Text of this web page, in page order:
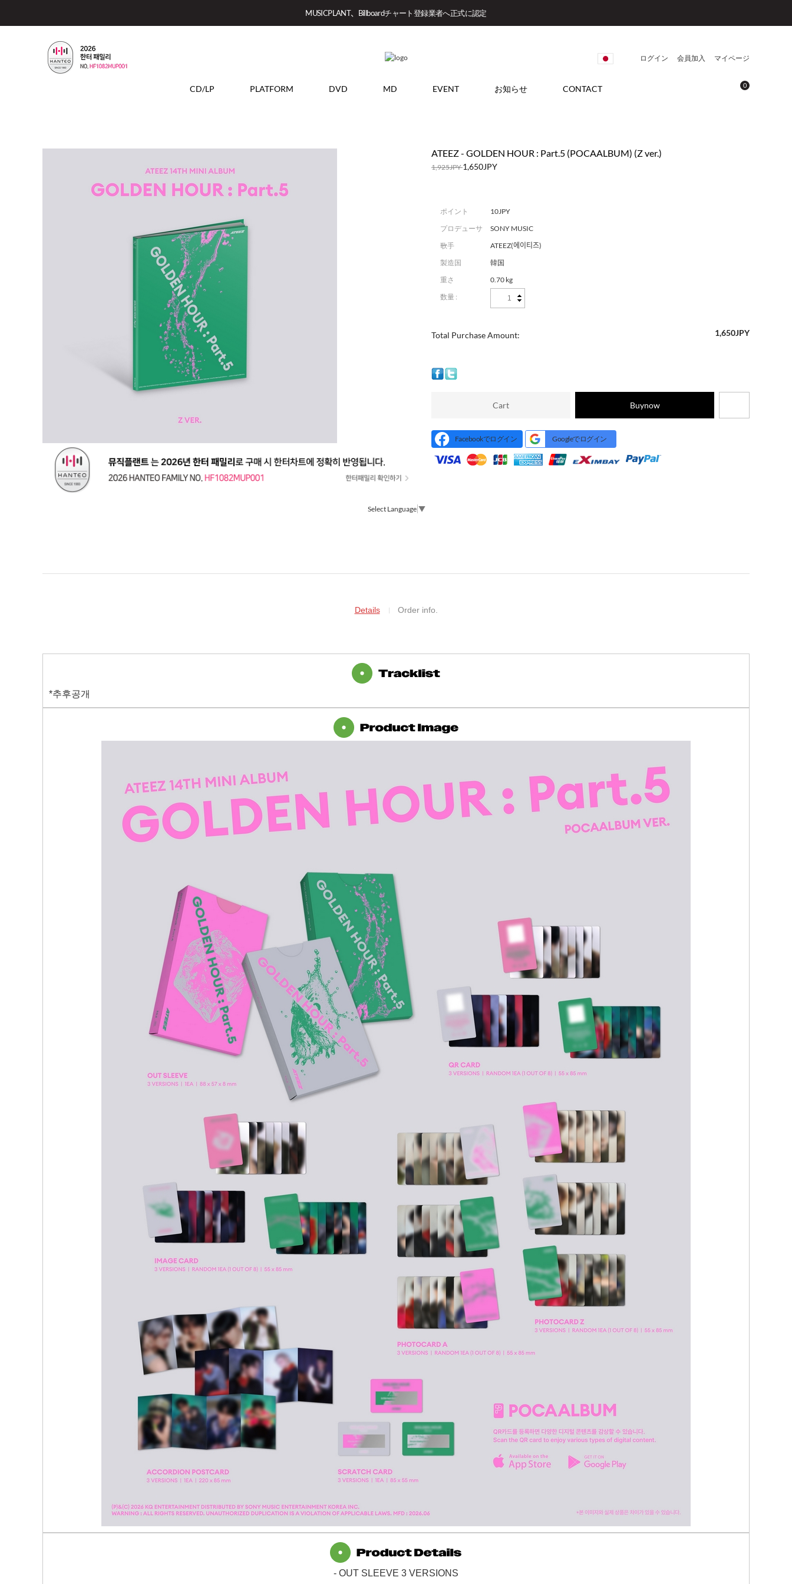
MUSICPLANT、Billboardチャート登録業者へ正式に認定
ログイン 会員加入 マイページ
CD/LP PLATFORM DVD MD EVENT お知らせ CONTACT 0
ATEEZ - GOLDEN HOUR : Part.5 (POCAALBUM) (Z ver.)
1,925JPY1,650JPY
ポイント
10JPY
プロデューサ
ー
SONY MUSIC
歌手
ATEEZ(에이티즈)
製造国
韓国
重さ
0.70 kg
数量 :
Total Purchase Amount: 1,650JPY
Cart Buynow
Facebookでログイン Googleでログイン
Select Language ▼
Details Order info.
*추후공개
- OUT SLEEVE 3 VERSIONS